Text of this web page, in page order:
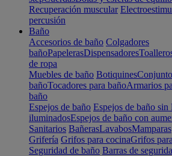
Recuperación muscular
percusión
Baño
Accesorios de baño Colgadores
bañoPapelerasDispensadores
de ropa
Muebles de baño Botiquines
bañoTocadores para bañoArmarios
baño
Espejos de baño Espejos de baño sin
iluminadosEspejos de baño con
Sanitarios BañerasLavabosMamparas
Grifería Grifos para cocinaGrifos
Seguridad de baño Barras de